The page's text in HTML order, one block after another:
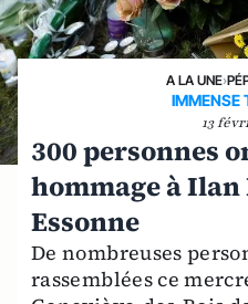
A LA UNE›
IMMENSE
13
300 personnes
hommage à
Essonne
De nombreuses
rassemblées ce